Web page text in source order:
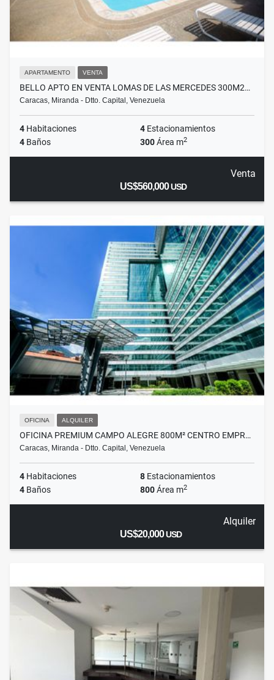
APARTAMENTO VENTA
BELLO APTO EN VENTA LOMAS DE LAS MERCEDES 300M2…
Caracas, Miranda - Dtto. Capital, Venezuela
4 Habitaciones 4 Estacionamientos
4 Baños 300Área m2
Venta
US$560,000USD
OFICINA ALQUILER
OFICINA PREMIUM CAMPO ALEGRE 800M² CENTRO EMPR…
Caracas, Miranda - Dtto. Capital, Venezuela
4 Habitaciones 8 Estacionamientos
4 Baños 800Área m2
Alquiler
US$20,000USD